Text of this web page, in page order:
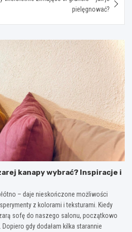
pielęgnować?
kanapy wybrać? Inspiracje i
– daje nieskończone możliwości
z kolorami i teksturami. Kiedy
sofę do naszego salonu, początkowo
gdy dodałam kilka starannie